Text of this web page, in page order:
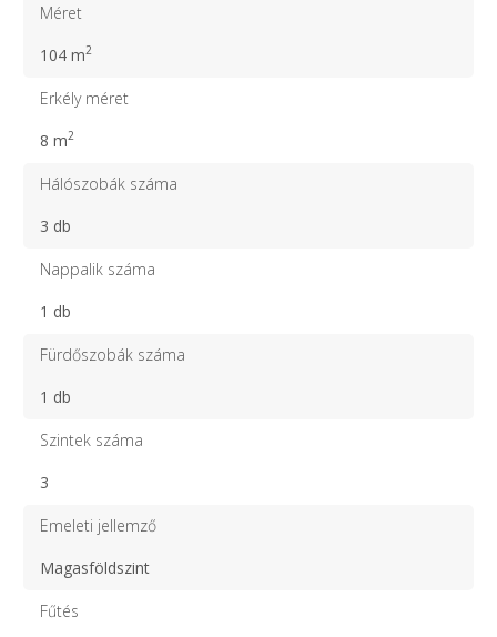
Méret
104 m2
Erkély méret
8 m2
Hálószobák száma
3 db
Nappalik száma
1 db
Fürdőszobák száma
1 db
Szintek száma
3
Emeleti jellemző
Magasföldszint
Fűtés